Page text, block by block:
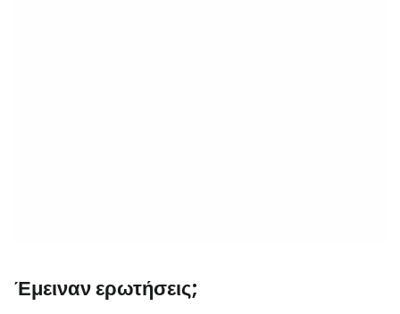
Έμειναν ερωτήσεις;